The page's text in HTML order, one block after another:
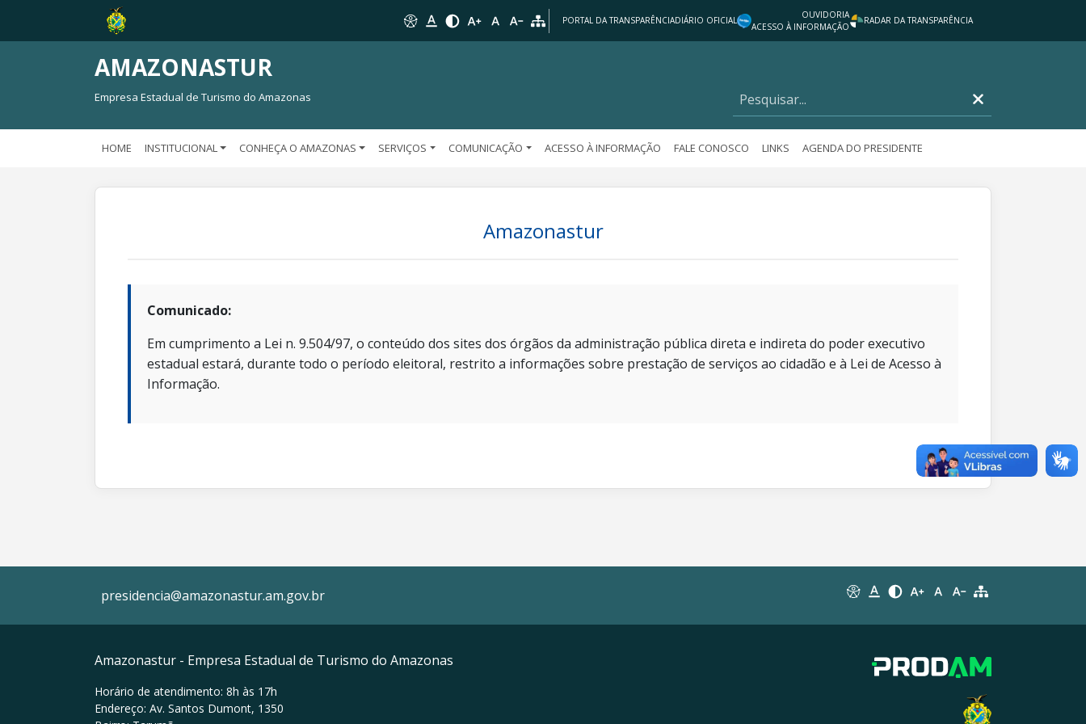
PORTAL DA TRANSPARÊNCIADIÁRIO OFICIAL
OUVIDORIA
ACESSO À INFORMAÇÃO
RADAR DA TRANSPARÊNCIA
AMAZONASTUR
Empresa Estadual de Turismo do Amazonas
HOME INSTITUCIONAL CONHEÇA O AMAZONAS SERVIÇOS COMUNICAÇÃO ACESSO À INFORMAÇÃO FALE CONOSCO LINKS AGENDA DO PRESIDENTE
Amazonastur
Comunicado:
Em cumprimento a Lei n. 9.504/97, o conteúdo dos sites dos órgãos da administração pública direta e indireta do poder executivo
estadual estará, durante todo o período eleitoral, restrito a informações sobre prestação de serviços ao cidadão e à Lei de Acesso à
Informação.
presidencia@amazonastur.am.gov.br
Amazonastur - Empresa Estadual de Turismo do Amazonas
Horário de atendimento: 8h às 17h
Endereço: Av. Santos Dumont, 1350